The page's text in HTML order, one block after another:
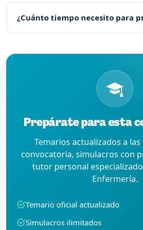
¿Cuánto tiempo necesito para
Prepárate para esta
Temarios actualizados a las
convocatoria, simulacros con
tutor personal
Enfermería.
Temario oficial actualizado
Simulacros ilimitados